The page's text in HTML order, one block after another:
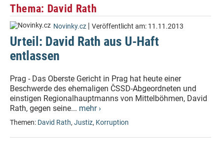
Thema: David Rath
Novinky.cz | Veröffentlicht am: 11.11.2013
Urteil: David Rath aus U-Haft
entlassen
Prag - Das Oberste Gericht in Prag hat heute einer
Beschwerde des ehemaligen ČSSD-Abgeordneten und
einstigen Regionalhauptmanns von Mittelböhmen, David
Rath, gegen seine... mehr ›
Themen: David Rath, Justiz, Korruption